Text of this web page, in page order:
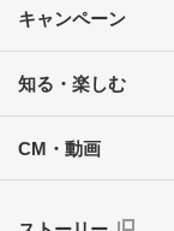
キャンペーン
知る・楽しむ
CM・動画